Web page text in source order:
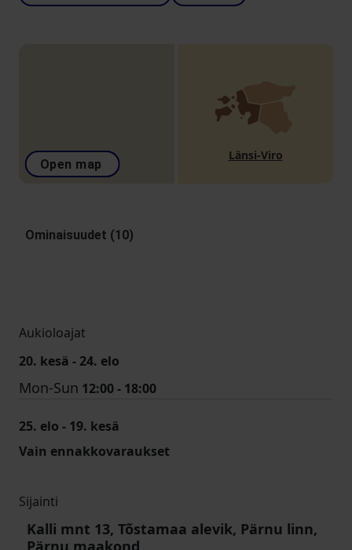
Open map
Länsi-Viro
Ominaisuudet (10)
Aukioloajat
20. kesä - 24. elo
Mon-Sun 12:00 - 18:00
25. elo - 19. kesä
Vain ennakkovaraukset
Sijainti
Kalli mnt 13, Tõstamaa alevik, Pärnu linn,
Pärnu maakond